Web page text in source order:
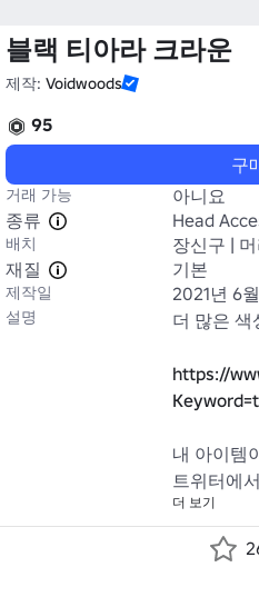
블랙 티아라 크라운
제작: Voidwoods
95
구
거래 가능
아니요
종류
Head
배치
장신구 |
재질
기본
제작일 2021년 6
설명 더 많은 색
https://
내 아이템
트위터에
더 보기